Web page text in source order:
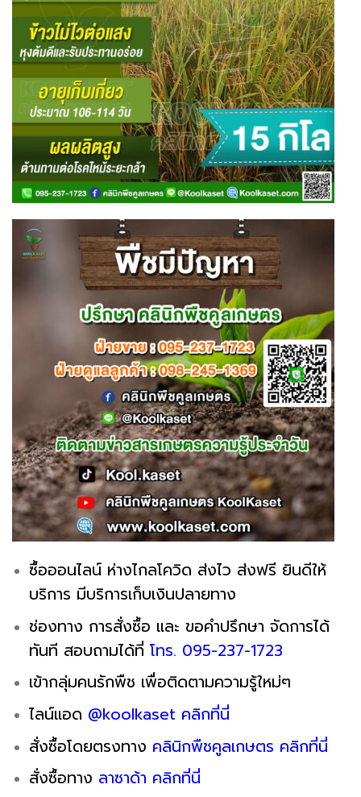
ซื้อออนไลน์ ห่างไกลโควิด ส่งไว ส่งฟรี ยินดีให้
บริการ มีบริการเก็บเงินปลายทาง
ช่องทาง การสั่งซื้อ และ ขอคำปรึกษา จัดการได้
ทันที สอบถามได้ที่ โทร. 095-237-1723
เข้ากลุ่มคนรักพืช เพื่อติดตามความรู้ใหม่ๆ
ไลน์แอด @koolkaset คลิกที่นี่
สั่งซื้อโดยตรงทาง คลินิกพืชคูลเกษตร คลิกที่นี่
สั่งซื้อทาง ลาซาด้า คลิกที่นี่